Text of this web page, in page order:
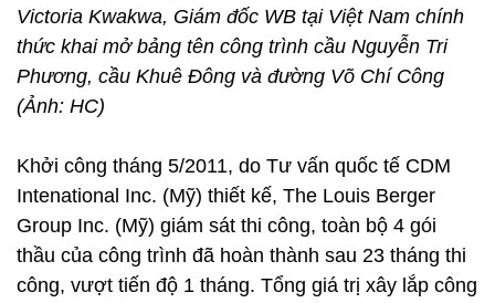
Victoria Kwakwa, Giám đốc WB tại Việt Nam chính
thức khai mở bảng tên công trình cầu Nguyễn Tri
Phương, cầu Khuê Đông và đường Võ Chí Công
(Ảnh: HC)
Khởi công tháng 5/2011, do Tư vấn quốc tế CDM
Intenational Inc. (Mỹ) thiết kế, The Louis Berger
Group Inc. (Mỹ) giám sát thi công, toàn bộ 4 gói
thầu của công trình đã hoàn thành sau 23 tháng thi
công, vượt tiến độ 1 tháng. Tổng giá trị xây lắp công